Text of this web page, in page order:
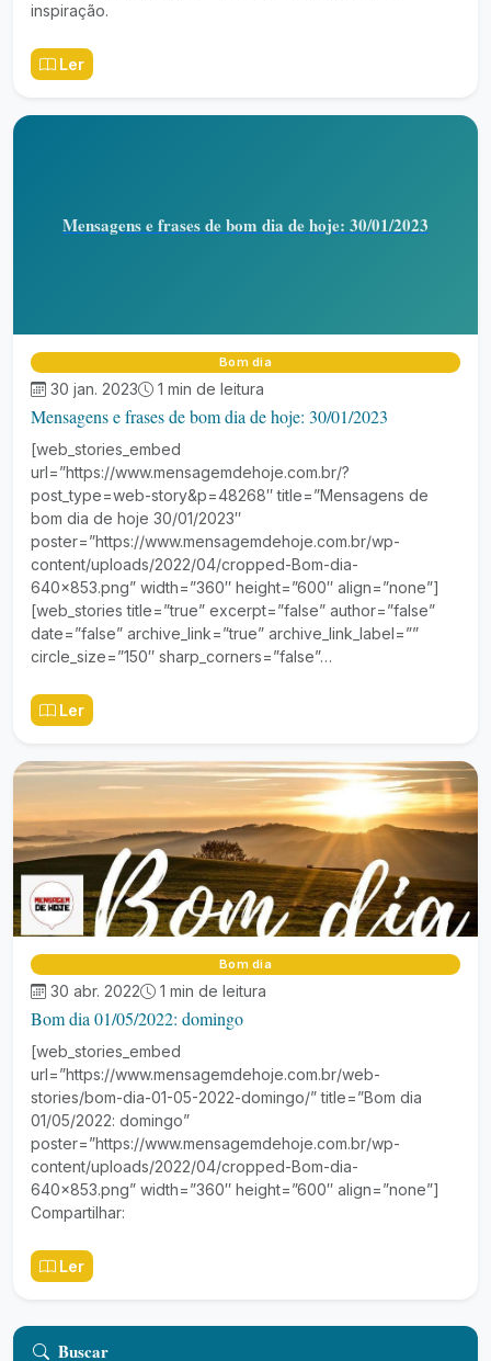
inspiração.
Ler
Mensagens e frases de bom dia de hoje: 30/01/2023
Bom dia
30 jan. 2023 1 min de leitura
Mensagens e frases de bom dia de hoje: 30/01/2023
[web_stories_embed
url=”https://www.mensagemdehoje.com.br/?
post_type=web-story&p=48268″ title=”Mensagens de
bom dia de hoje 30/01/2023″
poster=”https://www.mensagemdehoje.com.br/wp-
content/uploads/2022/04/cropped-Bom-dia-
640×853.png” width=”360″ height=”600″ align=”none”]
[web_stories title=”true” excerpt=”false” author=”false”
date=”false” archive_link=”true” archive_link_label=””
circle_size=”150″ sharp_corners=”false”…
Ler
Bom dia
30 abr. 2022 1 min de leitura
Bom dia 01/05/2022: domingo
[web_stories_embed
url=”https://www.mensagemdehoje.com.br/web-
stories/bom-dia-01-05-2022-domingo/” title=”Bom dia
01/05/2022: domingo”
poster=”https://www.mensagemdehoje.com.br/wp-
content/uploads/2022/04/cropped-Bom-dia-
640×853.png” width=”360″ height=”600″ align=”none”]
Compartilhar:
Ler
Buscar